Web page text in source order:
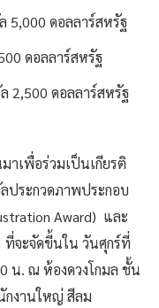
5,000 ดอลลาร์สหรัฐ
ดอลลาร์สหรัฐ
2,500 ดอลลาร์สหรัฐ
เพื่อร่วมเป็นเกียรติ
ประกวดภาพประกอบ
Award) และ
ที่จะจัดขี้นใน วันศุกร์ที่
น. ณ ห้องดวงโกมล ชั้น
กงานใหญ่ สีลม